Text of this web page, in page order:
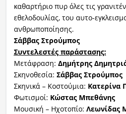
καθαρτήριο πυρ όλες τις
εθελοδουλίας, του αυτο-
ανθρωποποίησης.
Σάββας Στρούμπος
Συντελεστές παράστασης:
Μετάφραση: Δημήτρης
Σκηνοθεσία: Σάββας Στρούμπος
Σκηνικά – Κοστούμια: Κατερίνα
Φωτισμοί: Κώστας Μπεθάνης
Μουσική – Ηχοτοπίο: Λεωνίδας